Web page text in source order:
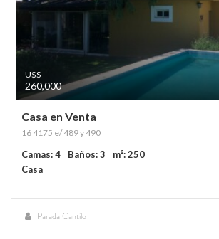
U$S
260,000
Casa en Venta
16 4175 e/ 489 y 490
Camas: 4 Baños: 3
m²: 250
Casa
Parada Cantilo